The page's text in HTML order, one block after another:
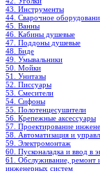
43. Инструменты
44. Сварочное
45. Ванны
46. Кабины душевые
47. Поддоны душевые
48. Биде
49. Умывальники
50. Мойки
51. Унитазы
52. Писсуары
53. Смесители
54. Сифоны
55. Полотенцесушители
56. Крепежные аксессуары
57. Проектирование
58. Автоматизация и
59. Электромонтаж
60. Пусконаладка и ввод в
61. Обслуживание, ремонт
инженерных систем